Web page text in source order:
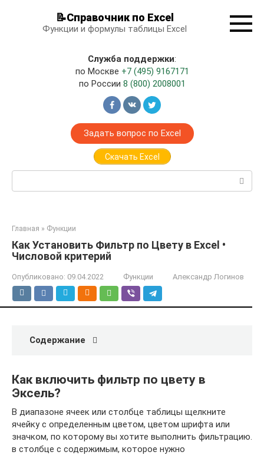
📝Справочник по Excel
Функции и формулы таблицы Excel
Служба поддержки:
по Москве +7 (495) 9167171
по России 8 (800) 2008001
Задать вопрос по Excel
Скачать Excel
Поиск:
Главная » Функции
Как Установить Фильтр по Цвету в Excel •
Числовой критерий
Опубликовано: 09.04.2022 Функции Александр Логинов
Содержание
Как включить фильтр по цвету в
Эксель?
В диапазоне ячеек или столбце таблицы щелкните
ячейку с определенным цветом, цветом шрифта или
значком, по которому вы хотите выполнить фильтрацию.
в столбце с содержимым, которое нужно